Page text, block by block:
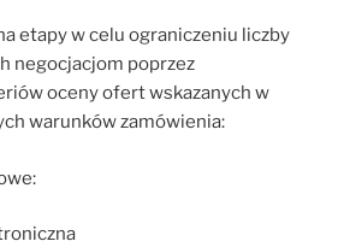
etapy w celu ograniczeniu liczby
negocjacjom poprzez
oceny ofert wskazanych w
warunków zamówienia: